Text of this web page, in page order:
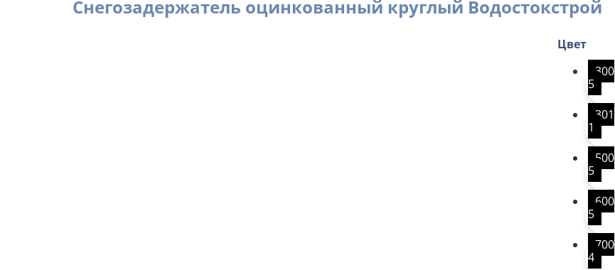
Снегозадержатель оцинкованный круглый Водостокстрой
Цвет
300
5
301
1
500
5
600
5
700
4